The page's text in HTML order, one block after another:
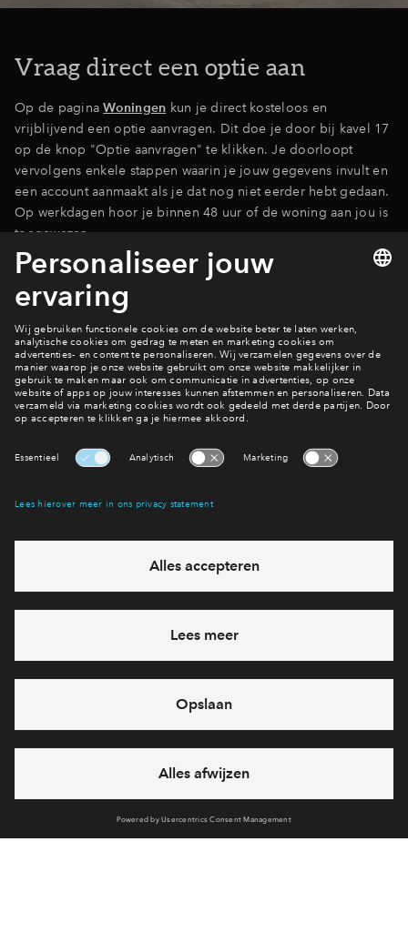
Vraag direct een optie aan
Op de paginaWoningen kun je direct kosteloos en
vrijblijvend een optie aanvragen. Dit doe je door bij kavel 17
op de knop "Optie aanvragen" te klikken. Je doorloopt
vervolgens enkele stappen waarin je jouw gegevens invult en
een account aanmaakt als je dat nog niet eerder hebt gedaan.
Op werkdagen hoor je binnen 48 uur of de woning aan jou is
toegewezen.
Bekijk bouwkavel 17
In OolderVeste wonen?
Bekijk woningaanbod
Interesse? Meld je dan snel aan
Hiermee blijf je op de hoogte van het belangrijkste nieuws en
Ja, ik wil mij aanmelden
Heb je een vraag en wil je direct antwoord? Bel ons op
71 22 968
feestdagen)
vandaag gesloten, maandag zijn we vanaf
09:00 uur weer
bereikbaar